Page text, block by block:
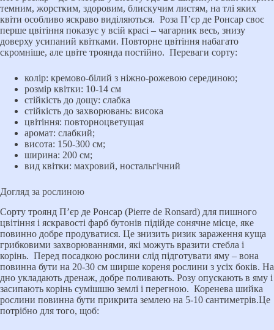
темним, жорстким, здоровим, блискучим листям, на тлі яких
квіти особливо яскраво виділяються. Роза П’єр де Ронсар своє
перше цвітіння показує у всій красі – чагарник весь, знизу
доверху усипаний квітками. Повторне цвітіння набагато
скромніше, але цвіте троянда постійно. Переваги сорту:
колір: кремово-білий з ніжно-рожевою серединою;
розмір квітки: 10-14 см
стійкість до дощу: слабка
стійкість до захворювань: висока
цвітіння: повторноцветущая
аромат: слабкий;
висота: 150-300 см;
ширина: 200 см;
вид квітки: махровий, ностальгічний
Догляд за рослиною
Сорту троянд П’єр де Ронсар (Pierre de Ronsard) для пишного
цвітіння і яскравості фарб бутонів підійде сонячне місце, яке
повинно добре продуватися. Це знизить ризик зараження куща
грибковими захворюваннями, які можуть вразити стебла і
корінь. Перед посадкою рослини слід підготувати яму – вона
повинна бути на 20-30 см ширше кореня рослини з усіх боків. На
дно укладають дренаж, добре поливають. Розу опускають в яму і
засипають корінь сумішшю землі і перегною. Коренева шийка
рослини повинна бути прикрита землею на 5-10 сантиметрів.Це
потрібно для того, щоб: